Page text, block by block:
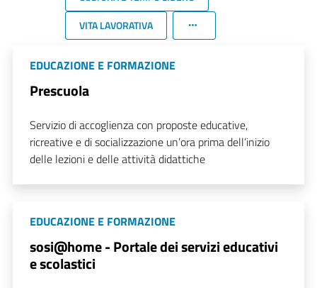
VITA LAVORATIVA
EDUCAZIONE E FORMAZIONE
Prescuola
Servizio di accoglienza con proposte educative,
ricreative e di socializzazione un’ora prima dell’inizio
delle lezioni e delle attività didattiche
EDUCAZIONE E FORMAZIONE
sosi@home - Portale dei servizi educativi
e scolastici